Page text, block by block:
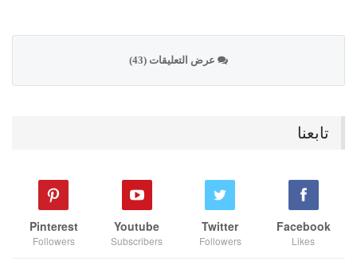
عرض التعليقات (43)
تابعنا
Facebook
Likes
Twitter
Followers
Youtube
Subscribers
Pinterest
Followers